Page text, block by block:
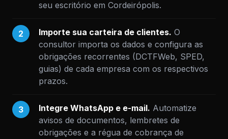
seu escritório em Cordeirópolis.
2 Importe sua carteira de clientes. O
consultor importa os dados e configura as
obrigações recorrentes (DCTFWeb, SPED,
guias) de cada empresa com os respectivos
prazos.
3 Integre WhatsApp e e-mail. Automatize
avisos de documentos, lembretes de
obrigações e a régua de cobrança de